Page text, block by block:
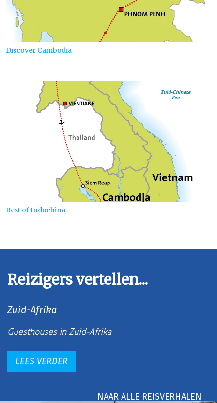
Discover Cambodia
Best of Indochina
Reizigers vertellen...
Zuid-Afrika
Guesthouses in Zuid-Afrika
LEES VERDER
NAAR ALLE REISVERHALEN